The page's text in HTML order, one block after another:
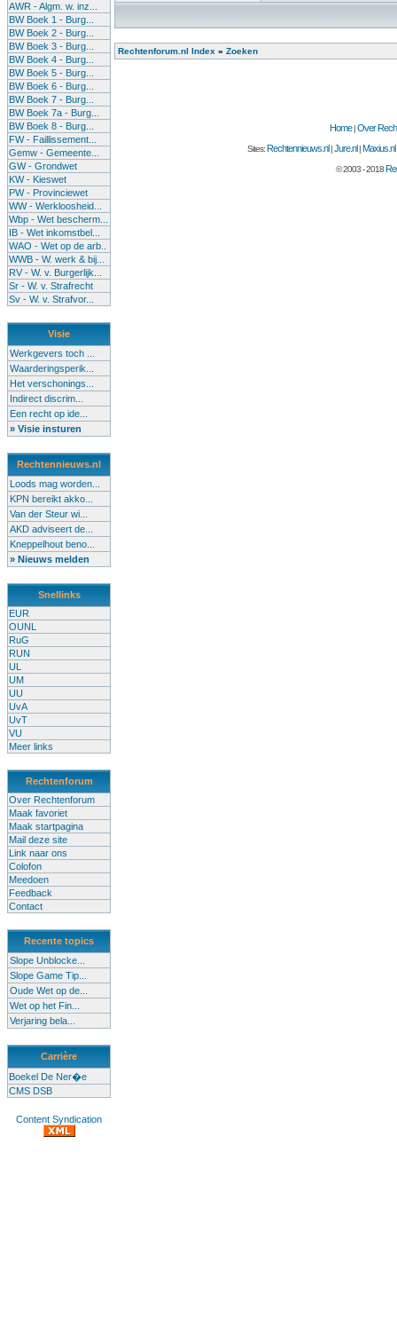
AWR - Algm. w. inz...
BW Boek 1 - Burg...
BW Boek 2 - Burg...
BW Boek 3 - Burg...
BW Boek 4 - Burg...
BW Boek 5 - Burg...
BW Boek 6 - Burg...
BW Boek 7 - Burg...
BW Boek 7a - Burg...
BW Boek 8 - Burg...
FW - Faillissement...
Gemw - Gemeente...
GW - Grondwet
KW - Kieswet
PW - Provinciewet
WW - Werkloosheid...
Wbp - Wet bescherm...
IB - Wet inkomstbel...
WAO - Wet op de arb..
WWB - W. werk & bij...
RV - W. v. Burgerlijk...
Sr - W. v. Strafrecht
Sv - W. v. Strafvor...
Visie
Werkgevers toch ...
Waarderingsperik...
Het verschonings...
Indirect discrim...
Een recht op ide...
» Visie insturen
Rechtennieuws.nl
Loods mag worden...
KPN bereikt akko...
Van der Steur wi...
AKD adviseert de...
Kneppelhout beno...
» Nieuws melden
Snellinks
EUR
OUNL
RuG
RUN
UL
UM
UU
UvA
UvT
VU
Meer links
Rechtenforum
Over Rechtenforum
Maak favoriet
Maak startpagina
Mail deze site
Link naar ons
Colofon
Meedoen
Feedback
Contact
Recente topics
Slope Unblocke...
Slope Game Tip...
Oude Wet op de...
Wet op het Fin...
Verjaring bela...
Carrière
Boekel De Ner�e
CMS DSB
Content Syndication
Rechtenforum.nl Index » Zoeken
Home|Over
Sites:Rechtennieuws.nl |Jure.nl |Maxius.nl
© 2003 - 2018